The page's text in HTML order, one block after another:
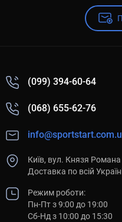
(099) 394-60-64
(068) 655-62-76
Київ, вул. Князя
Доставка по всій
Режим роботи:
Пн-Пт з 9:00 до 19:00
Сб-Нд з 10:00 до 15:30